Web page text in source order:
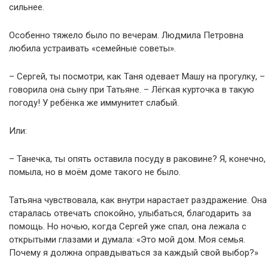
сильнее.
Особенно тяжело было по вечерам. Людмила Петровна
любила устраивать «семейные советы».
– Сергей, ты посмотри, как Таня одевает Машу на прогулку, –
говорила она сыну при Татьяне. – Лёгкая курточка в такую
погоду! У ребёнка же иммунитет слабый.
Или:
– Танечка, ты опять оставила посуду в раковине? Я, конечно,
помыла, но в моём доме такого не было.
Татьяна чувствовала, как внутри нарастает раздражение. Она
старалась отвечать спокойно, улыбаться, благодарить за
помощь. Но ночью, когда Сергей уже спал, она лежала с
открытыми глазами и думала: «Это мой дом. Моя семья.
Почему я должна оправдываться за каждый свой выбор?»